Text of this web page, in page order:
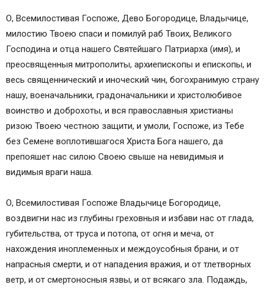
О, Всемилостивая Госпоже, Дево Богородице, Владычице,
милостию Твоею спаси и помилуй раб Твоих, Великого
Господина и отца нашего Святейшаго Патриарха (имя), и
преосвященныя митрополиты, архиепископы и епископы, и
весь священнический и иноческий чин, богохранимую страну
нашу, военачальники, градоначальники и христолюбивое
воинство и доброхоты, и вся православныя христианы
ризою Твоею честною защити, и умоли, Госпоже, из Тебе
без Семене воплотившагося Христа Бога нашего, да
препояшет нас силою Своею свыше на невидимыя и
видимыя враги наша.
О, Всемилостивая Госпоже Владычице Богородице,
воздвигни нас из глубины греховныя и избави нас от глада,
губительства, от труса и потопа, от огня и меча, от
нахождения иноплеменных и междоусобныя брани, и от
напрасныя смерти, и от нападения вражия, и от тлетворных
ветр, и от смертоносныя язвы, и от всякаго зла. Подаждь,